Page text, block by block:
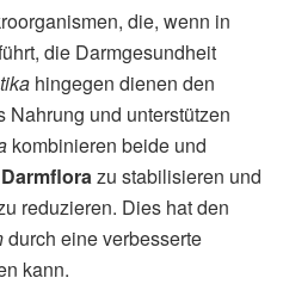
die, wenn in
die Darmgesundheit
hingegen dienen den
Nahrung und unterstützen
kombinieren beide und
Darmflorazu stabilisieren und
reduzieren. Dies hat den
durch eine verbesserte
kann.